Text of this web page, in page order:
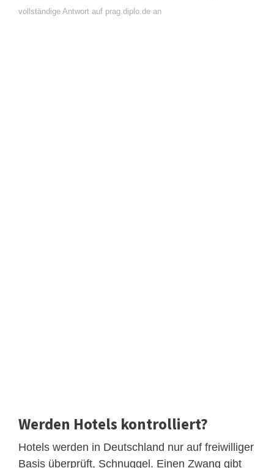
vollständige Antwort auf prag.diplo.de an
Werden Hotels kontrolliert?
Hotels werden in Deutschland nur auf freiwilliger
Basis überprüft, Schnuggel. Einen Zwang gibt